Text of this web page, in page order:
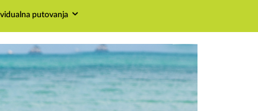
putovanja